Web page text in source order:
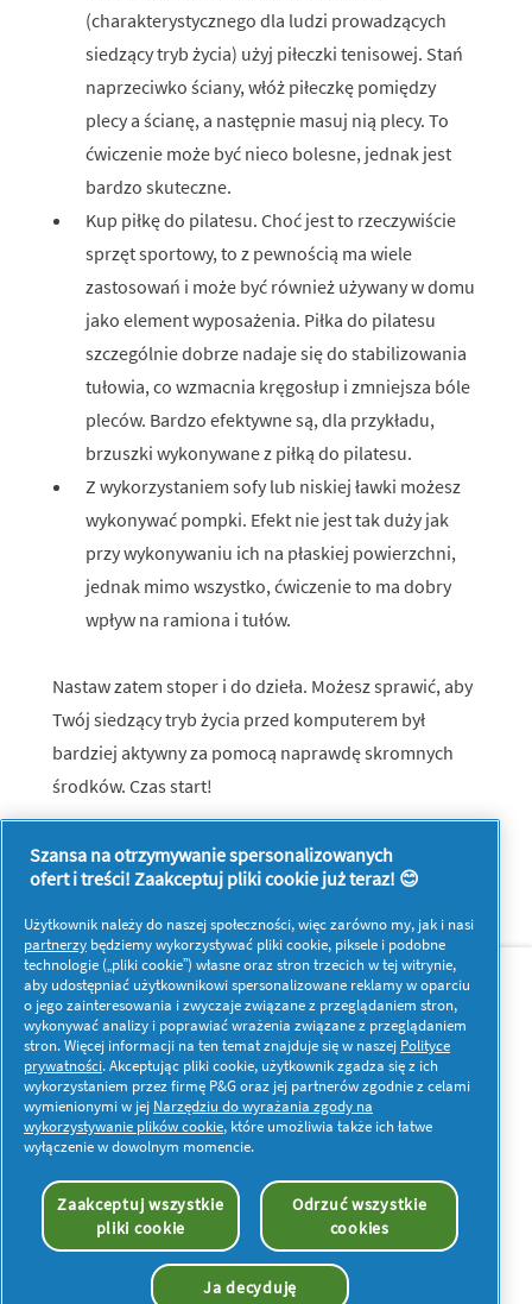
(charakterystycznego dla ludzi prowadzących
siedzący tryb życia) użyj piłeczki tenisowej. Stań
naprzeciwko ściany, włóż piłeczkę pomiędzy
plecy a ścianę, a następnie masuj nią plecy. To
ćwiczenie może być nieco bolesne, jednak jest
bardzo skuteczne.
Kup piłkę do pilatesu. Choć jest to rzeczywiście
sprzęt sportowy, to z pewnością ma wiele
zastosowań i może być również używany w domu
jako element wyposażenia. Piłka do pilatesu
szczególnie dobrze nadaje się do stabilizowania
tułowia, co wzmacnia kręgosłup i zmniejsza bóle
pleców. Bardzo efektywne są, dla przykładu,
brzuszki wykonywane z piłką do pilatesu.
Z wykorzystaniem sofy lub niskiej ławki możesz
wykonywać pompki. Efekt nie jest tak duży jak
przy wykonywaniu ich na płaskiej powierzchni,
jednak mimo wszystko, ćwiczenie to ma dobry
wpływ na ramiona i tułów.
Nastaw zatem stoper i do dzieła. Możesz sprawić, aby
Twój siedzący tryb życia przed komputerem był
bardziej aktywny za pomocą naprawdę skromnych
środków. Czas start!
O nas Kontakt
Więcej inspiracji
Oświadczenie o dostępności
© 2026 Procter & Gamble. Wszelkie prawa zastrzeżone.
Korzystanie i dostęp do danych na tej stronie podlega
postanowieniom i warunkom określonym w naszej umowie
Szansa na otrzymywanie spersonalizowanych
ofert i treści! Zaakceptuj pliki cookie już teraz! 😊
Użytkownik należy do naszej społeczności, więc zarówno my, jak i nasi
partnerzy będziemy wykorzystywać pliki cookie, piksele i podobne
technologie („pliki cookie”) własne oraz stron trzecich w tej witrynie,
aby udostępniać użytkownikowi spersonalizowane reklamy w oparciu
o jego zainteresowania i zwyczaje związane z przeglądaniem stron,
wykonywać analizy i poprawiać wrażenia związane z przeglądaniem
stron. Więcej informacji na ten temat znajduje się w naszej Polityce
prywatności. Akceptując pliki cookie, użytkownik zgadza się z ich
wykorzystaniem przez firmę P&G oraz jej partnerów zgodnie z celami
wymienionymi w jej Narzędziu do wyrażania zgody na
wykorzystywanie plików cookie, które umożliwia także ich łatwe
wyłączenie w dowolnym momencie.
Zaakceptuj wszystkie
pliki cookie
Odrzuć wszystkie
cookies
Ja decyduję